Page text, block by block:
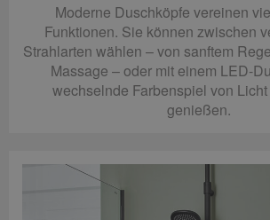
Moderne Duschköpfe vereinen
Funktionen. Sie können zwischen
Strahlarten wählen – von sanftem
Massage – oder mit einem LED-
wechselnde Farbenspiel von
genießen.